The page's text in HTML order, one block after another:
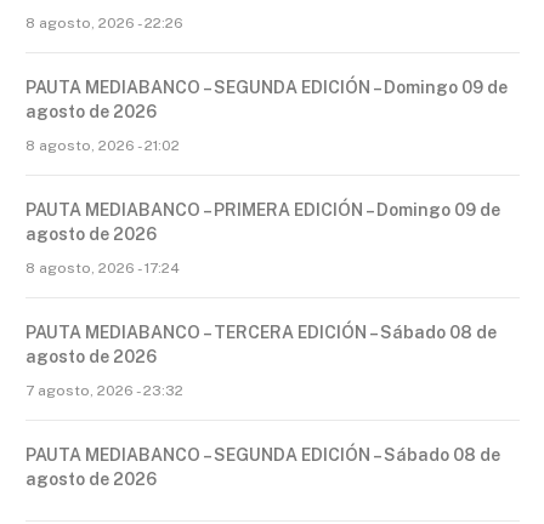
8 agosto, 2026 - 22:26
PAUTA MEDIABANCO – SEGUNDA EDICIÓN – Domingo 09 de
agosto de 2026
8 agosto, 2026 - 21:02
PAUTA MEDIABANCO – PRIMERA EDICIÓN – Domingo 09 de
agosto de 2026
8 agosto, 2026 - 17:24
PAUTA MEDIABANCO – TERCERA EDICIÓN – Sábado 08 de
agosto de 2026
7 agosto, 2026 - 23:32
PAUTA MEDIABANCO – SEGUNDA EDICIÓN – Sábado 08 de
agosto de 2026